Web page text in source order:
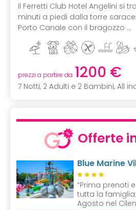
Il Ferretti Club Hotel Angelini si
minuti a piedi dalla torre
Porto Canale con il bragozzo ...
prezzi a partire da 1200 €
7 Notti, 2 Adulti e 2 Bambini, All
Offerte
Blue Marine
“Prima prenoti
tutta la
Agosto nel